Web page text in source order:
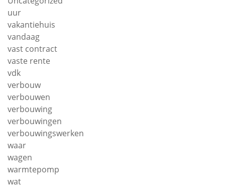
uur
vakantiehuis
vandaag
vast contract
vaste rente
vdk
verbouw
verbouwen
verbouwing
verbouwingen
verbouwingswerken
waar
wagen
warmtepomp
wat